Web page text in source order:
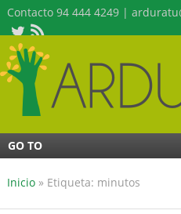
Contacto 94 444 4249 |
GO TO
Inicio» Etiqueta: minutos